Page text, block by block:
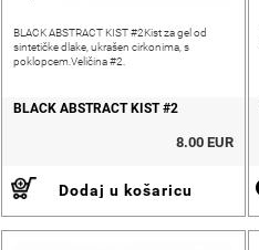
BLACK ABSTRACT KIST #2Kist za gel od
sintetičke dlake, ukrašen cirkonima, s
poklopcem.Veličina #2.
BLACK ABSTRACT KIST #2
8.00 EUR
Dodaj u košaricu